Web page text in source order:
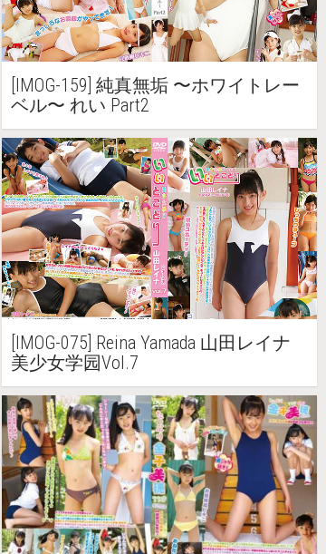
[IMOG-159] 純真無垢 〜ホワイトレー
ベル〜 れい Part2
[IMOG-075] Reina Yamada 山田レイナ
美少女学园Vol.7